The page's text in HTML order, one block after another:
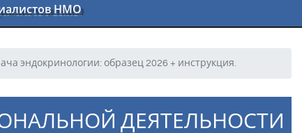
НМО
эндокринологии: образец 2026 + инструкция.
ДЕЯТЕЛЬНОСТИ